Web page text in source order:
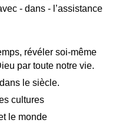
- dans - l’assistance
révéler soi-même
par toute notre vie.
le siècle.
cultures
le monde